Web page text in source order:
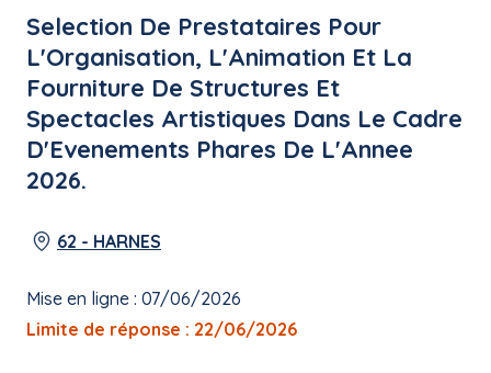
Selection De Prestataires Pour
L'Organisation, L'Animation Et La
Fourniture De Structures Et
Spectacles Artistiques Dans Le Cadre
D'Evenements Phares De L'Annee
2026.
62 - HARNES
Mise en ligne : 07/06/2026
Limite de réponse : 22/06/2026